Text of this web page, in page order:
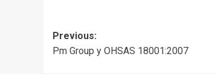
Post
navigation
Previous:
Pm Group y OHSAS 18001:2007